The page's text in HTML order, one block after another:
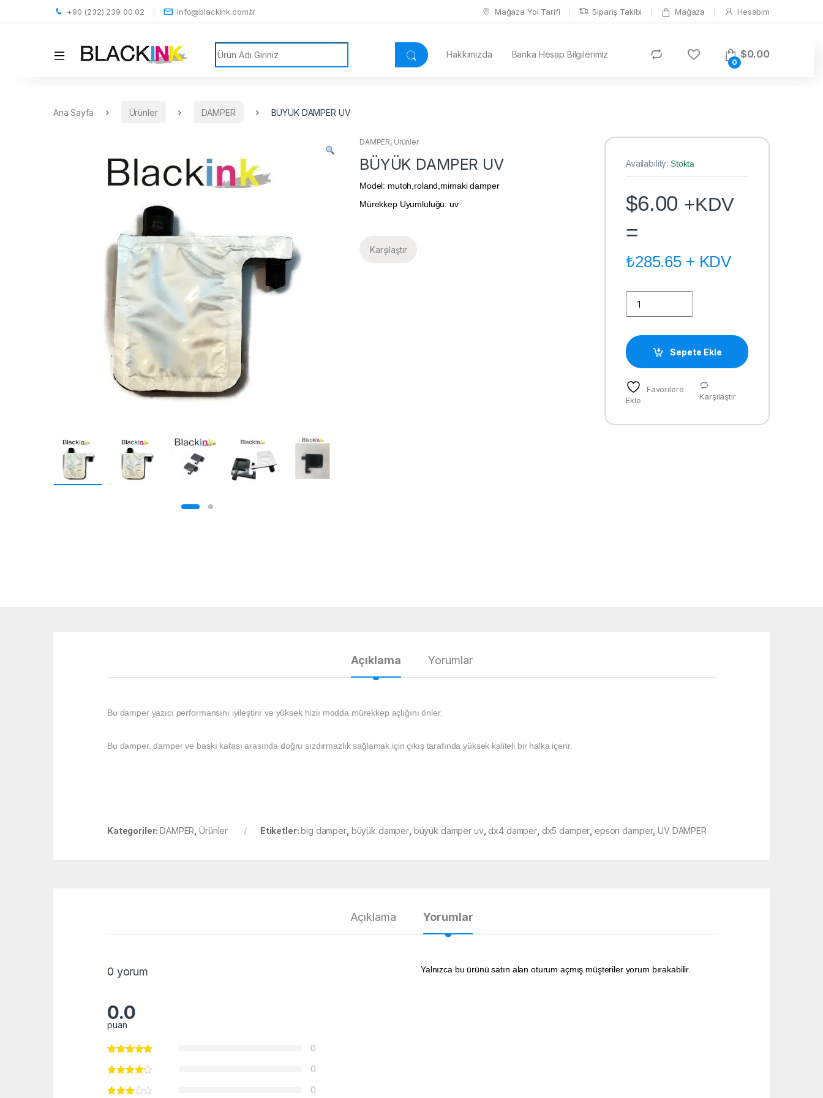
+90 (232) 239 00 02 info@blackink.com.tr Mağaza Yol Tarifi Sipariş Takibi Mağaza Hesabım
Search for:
Hakkımızda Banka Hesap Bilgilerimiz
0
$0.00
Ana Sayfa Ürünler DAMPER BÜYÜK DAMPER UV
DAMPER, Ürünler
BÜYÜK DAMPER UV
Model: mutoh,roland,mimaki damper
Mürekkep Uyumluluğu: uv
Karşılaştır
Availability:Stokta
$6.00 +KDV
=
₺285.65 + KDV
Sepete Ekle
Favorilere
Ekle
Karşılaştır
Açıklama Yorumlar
Bu damper yazıcı performansını iyileştirir ve yüksek hızlı modda mürekkep açlığını önler.
Bu damper, damper ve baskı kafası arasında doğru sızdırmazlık sağlamak için çıkış tarafında yüksek kaliteli bir halka içerir.
Kategoriler:DAMPER ,Ürünler Etiketler:big damper, büyük damper, büyük damper uv, dx4 damper, dx5 damper epson damper,UV DAMPER
Açıklama Yorumlar
0 yorum
0.0
puan
0
0
0
Yalnızca bu ürünü satın alan oturum açmış müşteriler yorum bırakabilir.